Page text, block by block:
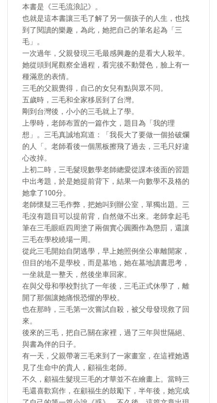
本書是《三毛流浪記》。
也就是這本書讓三毛了解了另一個孩子的人生，也找
到了閱讀的樂趣，為此，她把自己的筆名起為「三
毛」。
一次過年，父親發現三毛最感興趣的是看大人殺羊。
她從頭到尾觀察全過程，看完後不動聲色，臉上有一
種滿意的表情。
三毛的父親覺得，自己的女兒有點與眾不同。
五歲時，三毛和全家移居到了台灣。
剛到台灣後，小小的三毛就上了學。
上學時，老師布置的一篇作文，題目為「我的理
想」。三毛真誠地寫道：「我長大了要做一個拾破爛
的人「。老師看後一個黑板擦飛了過去，三毛只好違
心改掉。
上初二時，三毛髮現數學老師總愛從課本後面的習題
中出考題，於是她提前背下，結果一向數學不及格的
她拿了100分。
老師懷疑三毛作弊，把她叫到辦公室，單獨出題。三
毛沒有題目可以提前背，自然做不出來。老師拿起毛
筆在三毛眼眶四周塗了兩個實心圓圈作為懲罰，還讓
三毛在學校繞場一周。
從此三毛開始自閉逃學，早上她照例坐公車離開家，
但目的地不是學校，而是墓地，她在墓地讀書思考，
一坐就是一整天，然後坐車回家。
在與父母和學校對抗了一年後，三毛正式休學了，離
開了那個讓她痛恨恐懼的學校。
也在那時，三毛第一次嘗試自殺，被父母發現救了回
來。
後來的三毛，把自己關在家裡，過了三年與世隔絕、
與書為伴的日子。
有一天，父親帶著三毛來到了一家畫室，在這裡她遇
見了生命中的貴人，顧福生老師。
不久，顧福生髮現三毛的才華並不在繪畫上。當時三
毛還喜歡寫作，在顧福生的鼓勵下，半年後，她完成